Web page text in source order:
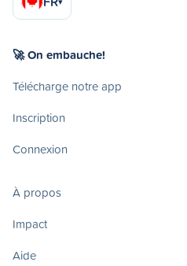
🚀 On embauche!
Télécharge notre app
Inscription
Connexion
À propos
Impact
Aide